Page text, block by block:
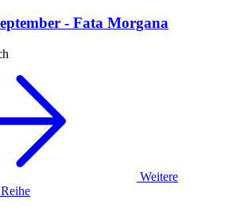
- Fata Morgana
Weitere